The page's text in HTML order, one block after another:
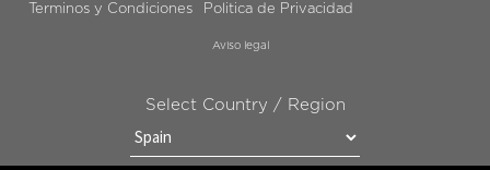
Terminos y Condiciones Politica de Privacidad
Aviso legal
Select Country / Region